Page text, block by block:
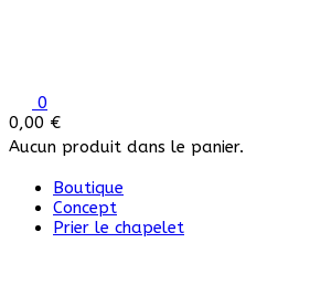
0
0,00 €
Aucun produit dans le panier.
Boutique
Concept
Prier le chapelet